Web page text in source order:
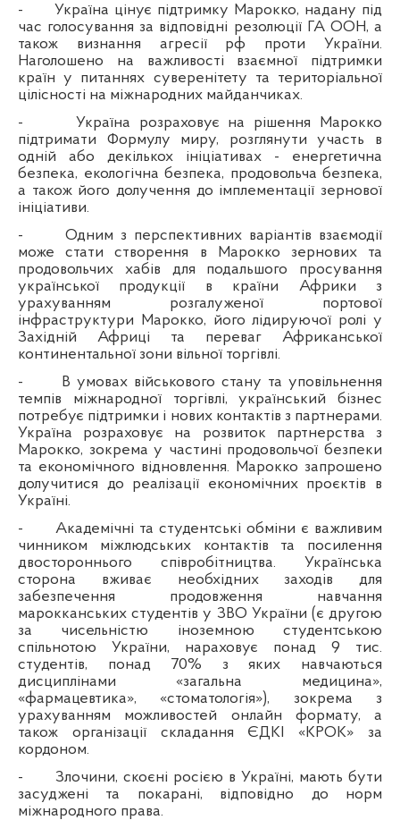
-
Україна цінує підтримку Марокко, надану під
час голосування за відповідні резолюції ГА ООН, а
також визнання агресії рф проти України.
Наголошено на важливості взаємної підтримки
країн у питаннях суверенітету та територіальної
цілісності на міжнародних майданчиках.
-
Україна розраховує на рішення Марокко
підтримати Формулу миру, розглянути участь в
одній або декількох ініціативах - енергетична
безпека, екологічна безпека, продовольча безпека,
а також його долучення до імплементації зернової
ініціативи.
-
Одним з перспективних варіантів взаємодії
може стати створення в Марокко зернових та
продовольчих хабів для подальшого просування
української продукції в країни Африки з
урахуванням розгалуженої портової
інфраструктури Марокко, його лідируючої ролі у
Західній Африці та переваг Африканської
континентальної зони вільної торгівлі.
-
В умовах військового стану та уповільнення
темпів міжнародної торгівлі, український бізнес
потребує підтримки і нових контактів з партнерами.
Україна розраховує на розвиток партнерства з
Марокко, зокрема у частині продовольчої безпеки
та економічного відновлення. Марокко запрошено
долучитися до реалізації економічних проєктів в
Україні.
-
Академічні та студентські обміни є важливим
чинником міжлюдських контактів та посилення
двостороннього співробітництва. Українська
сторона вживає необхідних заходів для
забезпечення продовження навчання
марокканських студентів у ЗВО України (є другою
за чисельністю іноземною студентською
спільнотою України, нараховує понад 9 тис.
студентів, понад 70% з яких навчаються
дисциплінами «загальна медицина»,
«фармацевтика», «стоматологія»), зокрема з
урахуванням можливостей онлайн формату, а
також організації складання ЄДКІ «КРОК» за
кордоном.
-
Злочини, скоєні росією в Україні, мають бути
засуджені та покарані, відповідно до норм
міжнародного права.